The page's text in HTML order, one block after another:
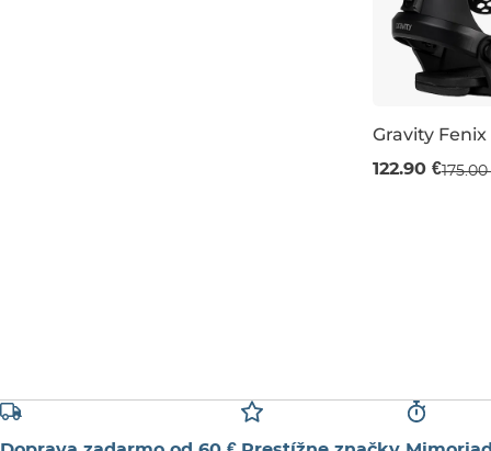
Výpredaj -30
Gravity
122.90 €175.00